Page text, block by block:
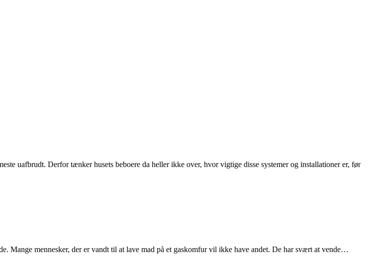
uafbrudt. Derfor tænker husets beboere da heller ikke over, hvor vigtige disse systemer og installationer er, før
Mange mennesker, der er vandt til at lave mad på et gaskomfur vil ikke have andet. De har svært at vende…